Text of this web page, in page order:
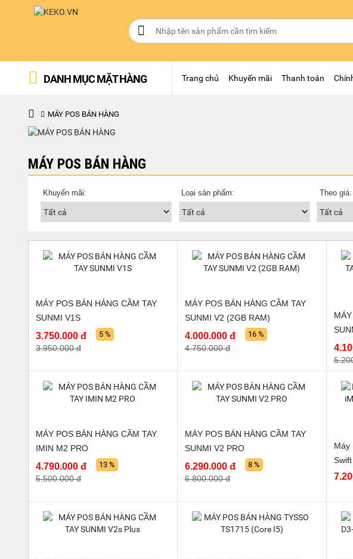
DANH MỤC MẶT HÀNG Trang chủ Khuyến mãi Thanh toán
MÁY POS BÁN HÀNG
MÁY POS BÁN HÀNG
Khuyến mãi: Loại sản phẩm: Theo giá:
MÁY POS BÁN HÀNG CẦM TAY
SUNMI V1S
3.750.000 đ
3.950.000 đ
5 %
MÁY POS BÁN HÀNG CẦM TAY
SUNMI V2 (2GB RAM)
4.000.000 đ
4.750.000 đ
16 %
MÁY POS BÁN HÀNG CẦM TAY
IMIN M2 PRO
4.790.000 đ
5.500.000 đ
13 %
MÁY POS BÁN HÀNG CẦM TAY
SUNMI V2 PRO
6.290.000 đ
6.800.000 đ
8 %
Máy